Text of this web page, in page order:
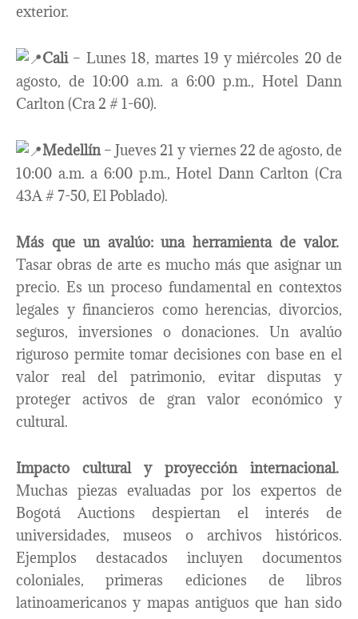
exterior.
Cali– Lunes 18, martes 19 y miércoles 20 de
agosto, de 10:00 a.m. a 6:00 p.m., Hotel Dann
Carlton (Cra 2 # 1-60).
Medellín– Jueves 21 y viernes 22 de agosto, de
10:00 a.m. a 6:00 p.m., Hotel Dann Carlton (Cra
43A # 7-50, El Poblado).
Más que un avalúo: una herramienta de valor.
Tasar obras de arte es mucho más que asignar un
precio. Es un proceso fundamental en contextos
legales y financieros como herencias, divorcios,
seguros, inversiones o donaciones. Un avalúo
riguroso permite tomar decisiones con base en el
valor real del patrimonio, evitar disputas y
proteger activos de gran valor económico y
cultural.
Impacto cultural y proyección internacional.
Muchas piezas evaluadas por los expertos de
Bogotá Auctions despiertan el interés de
universidades, museos o archivos históricos.
Ejemplos destacados incluyen documentos
coloniales, primeras ediciones de libros
latinoamericanos y mapas antiguos que han sido